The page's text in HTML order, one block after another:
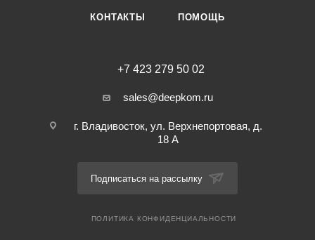
КОНТАКТЫ ПОМОЩЬ
+7 423 279 50 02
sales@deepkom.ru
г. Владивосток, ул. Верхнепортовая, д.
18 А
Подписаться на рассылку
ПОЛИТИКА КОНФИДЕНЦИАЛЬНОСТИ